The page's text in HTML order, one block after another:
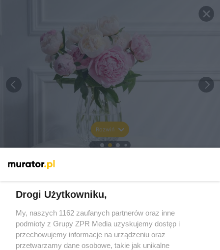
Rozwiń
Drogi Użytkowniku,
My, naszych 1162 zaufanych partnerów oraz inne
podmioty z Grupy ZPR Media uzyskujemy dostęp i
przechowujemy informacje na urządzeniu oraz
przetwarzamy dane osobowe, takie jak unikalne